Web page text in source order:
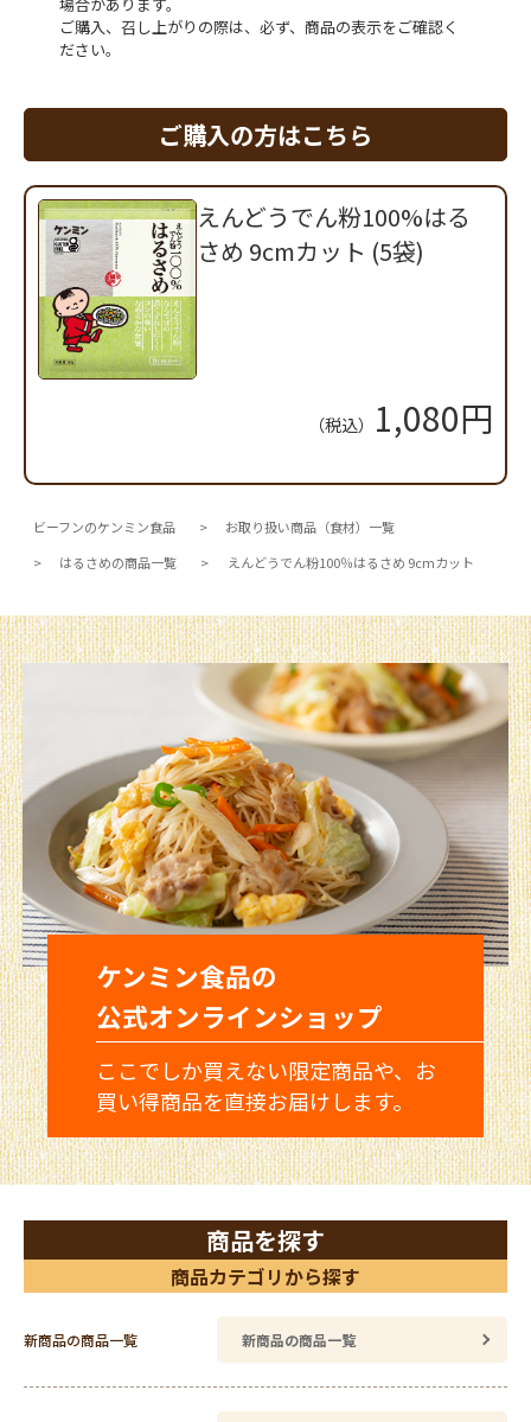
ご購入、召し上がりの際は、必ず、商品の表示をご確認く
ださい。
ご購入の方はこちら
えんどうでん粉100%はる
さめ 9cmカット (5袋)
（税込） 1,080円
ビーフンのケンミン食品
お取り扱い商品（食材）一覧
はるさめの商品一覧
えんどうでん粉100％はるさめ 9cmカット
ケンミン食品の
公式オンラインショップ
ここでしか買えない限定商品や、お
買い得商品を直接お届けします。
商品を探す
商品カテゴリから探す
新商品の商品一覧 新商品の商品一覧